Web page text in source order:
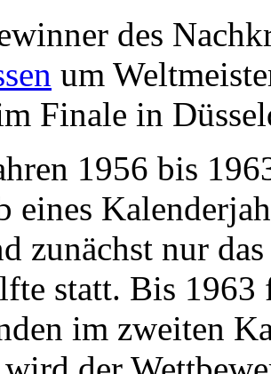
des
um
Finale in
1956 bis
eines
zunächst nur
statt. Bis
im zweiten